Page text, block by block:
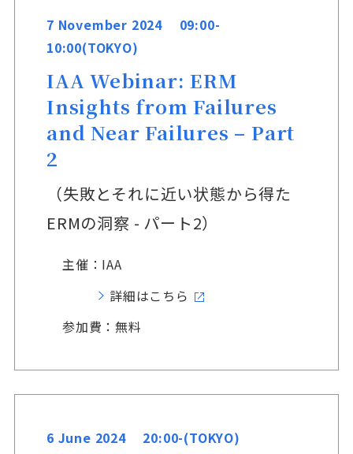
7 November 2024 09:00-
10:00(TOKYO)
IAA Webinar: ERM
Insights from Failures
and Near Failures – Part
2
（失敗とそれに近い状態から得た
ERMの洞察 - パート2）
主催：IAA
詳細はこちら
参加費：無料
6 June 2024 20:00-(TOKYO)